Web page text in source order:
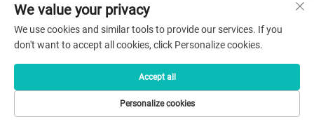
Hangzhou, Provincie Zhejiang, China.
[email protected]
Tel.:0571-82266375
Copyright © 2025 door Beyaqi Cosmetics (hangzhou) Co., Ltd.
We value your privacy
We use cookies and similar tools to provide our services. If you
don't want to accept all cookies, click Personalize cookies.
Personalize cookies
Accept all